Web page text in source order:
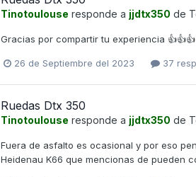
Tinotoulouse responde a jjdtx350 de
Gracias por compartir tu experiencia 👍👍👍
26 de Septiembre del 2023 37
Ruedas Dtx 350
Tinotoulouse responde a jjdtx350 de
Fuera de asfalto es ocasional y por eso
Heidenau K66 que mencionas de pueden